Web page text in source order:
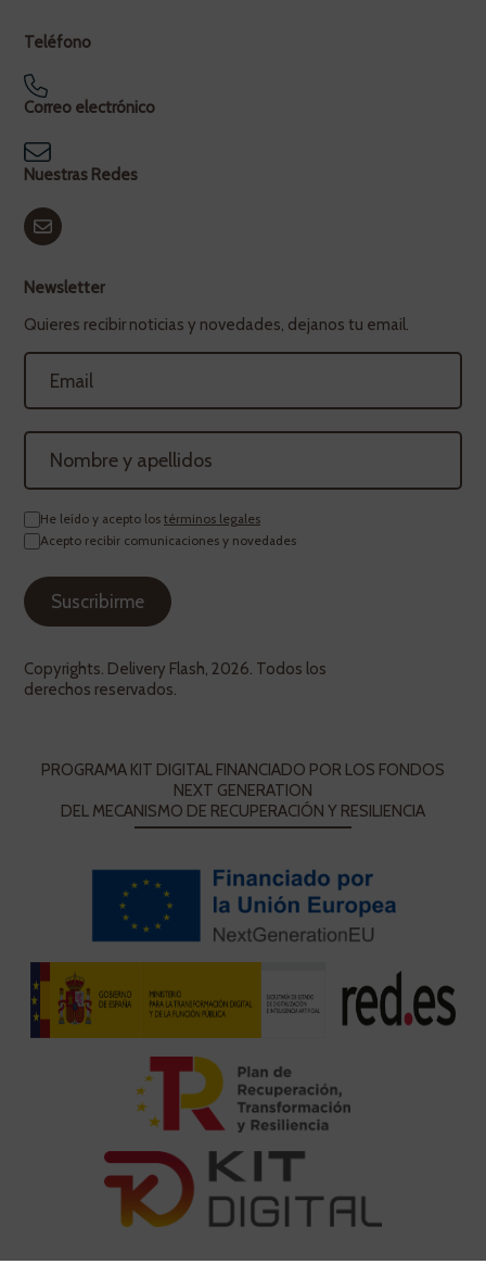
Teléfono
Correo electrónico
Nuestras Redes
Newsletter
Quieres recibir noticias y novedades, dejanos tu email.
He leído y acepto los términos legales
Acepto recibir comunicaciones y novedades
Copyrights. Delivery Flash, 2026. Todos los
derechos reservados.
PROGRAMA KIT DIGITAL FINANCIADO POR LOS FONDOS
NEXT GENERATION
DEL MECANISMO DE RECUPERACIÓN Y RESILIENCIA